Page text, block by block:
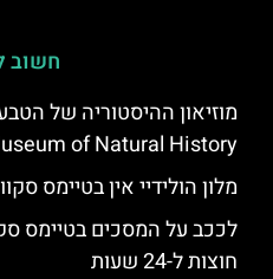
חשוב
of Natural History)
מלון הולידיי אין בטיימס
לככב על המסכים בטיימס
חוצות ל-24 שעות